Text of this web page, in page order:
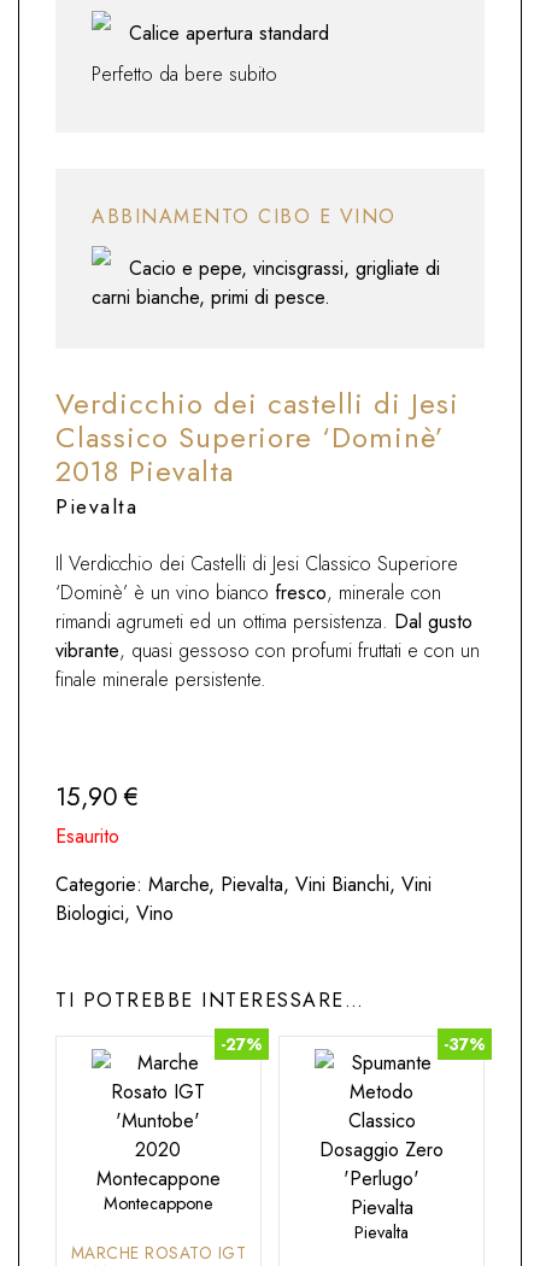
Calice apertura standard
Perfetto da bere subito
ABBINAMENTO CIBO E VINO
Cacio e pepe, vincisgrassi, grigliate di
carni bianche, primi di pesce.
Verdicchio dei castelli di Jesi
Classico Superiore ‘Dominè’
2018 Pievalta
Pievalta
Il Verdicchio dei Castelli di Jesi Classico Superiore
‘Dominè’ è un vino bianco fresco, minerale con
rimandi agrumeti ed un ottima persistenza. Dal gusto
vibrante, quasi gessoso con profumi fruttati e con un
finale minerale persistente.
15,90 €
Esaurito
Categorie: Marche, Pievalta, Vini Bianchi, Vini
Biologici, Vino
TI POTREBBE INTERESSARE…
-27%
Montecappone
MARCHE ROSATO IGT
-37%
Pievalta